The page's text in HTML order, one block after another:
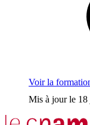
Voir la
Mis à jour le